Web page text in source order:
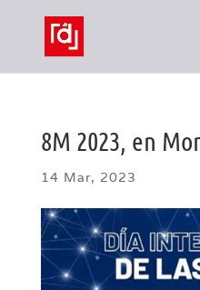
8M 2023, en
14 Mar, 2023